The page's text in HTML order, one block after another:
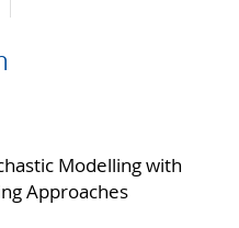
Modelling with
Approaches